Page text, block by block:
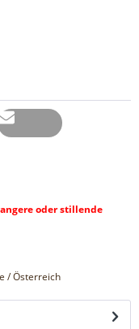
oder stillende
/ Österreich